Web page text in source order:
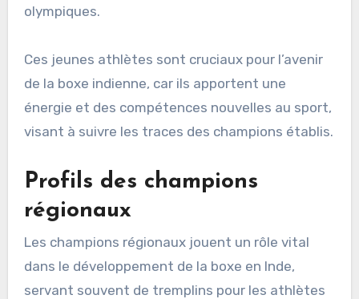
olympiques.
Ces jeunes athlètes sont cruciaux pour l’avenir
de la boxe indienne, car ils apportent une
énergie et des compétences nouvelles au sport,
visant à suivre les traces des champions établis.
Profils des champions
régionaux
Les champions régionaux jouent un rôle vital
dans le développement de la boxe en Inde,
servant souvent de tremplins pour les athlètes